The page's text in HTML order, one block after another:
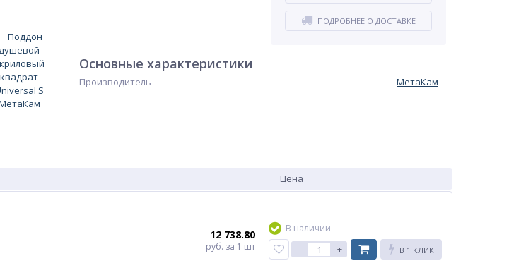
ПОДРОБНЕЕ О ДОСТАВКЕ
Основные характеристики
Производитель МетаКам
Цена
12 738.80
руб. за 1 шт
В наличии
- + В 1 КЛИК